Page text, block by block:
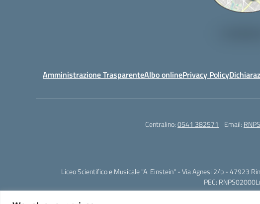
Amministrazione TrasparenteAlbo onlinePrivacy Policy
Centralino:0541 382571 Email:
Liceo Scientifico e Musicale "A. Einstein" - Via Agnesi 2/b - 47923
PEC: